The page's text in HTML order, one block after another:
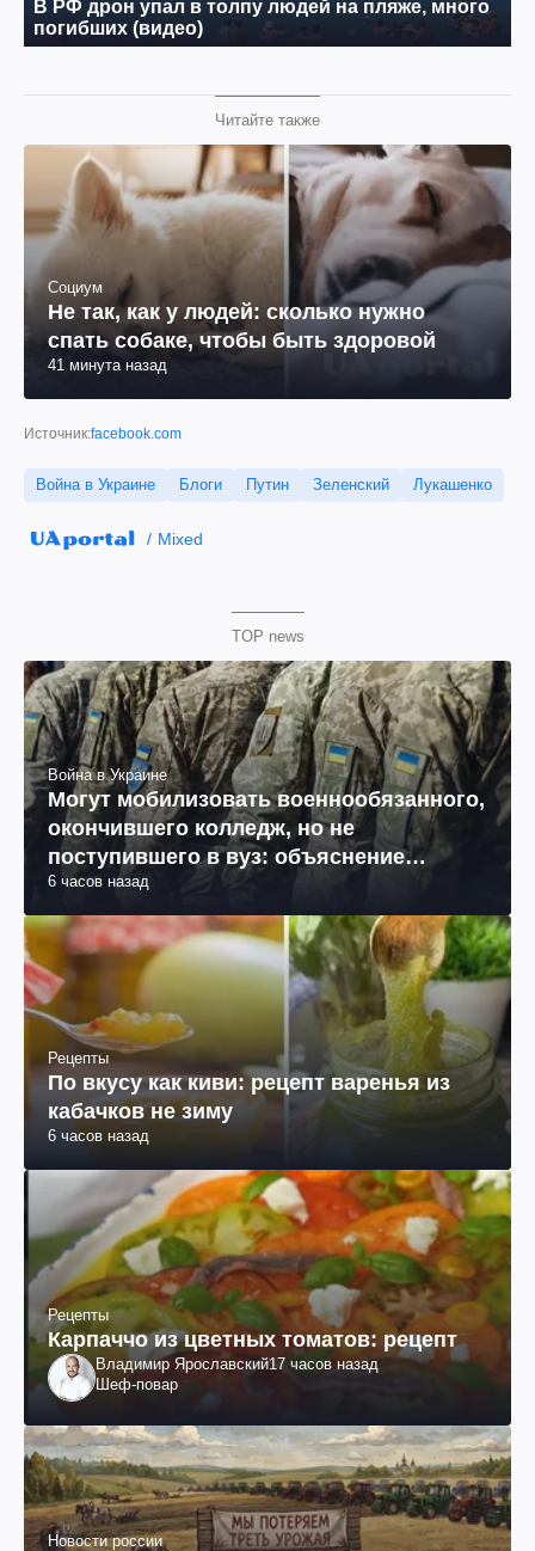
Читайте также
Социум
Не так, как у людей: сколько нужно
спать собаке, чтобы быть здоровой
41 минута назад
Источник:facebook.com
Война в Украине Блоги Путин Зеленский Лукашенко
Mixed
TOP news
Война в Украине
Могут мобилизовать военнообязанного,
окончившего колледж, но не
поступившего в вуз: объяснение
юриста
6 часов назад
Рецепты
По вкусу как киви: рецепт варенья из
кабачков не зиму
6 часов назад
Рецепты
Карпаччо из цветных томатов: рецепт
Владимир Ярославский17 часов назад
Шеф-повар
Новости россии